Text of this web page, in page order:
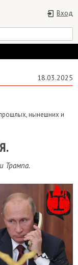
Вход
18.03.2025
нынешних и
Трампа.